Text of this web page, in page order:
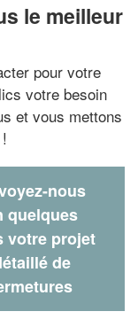
le meilleur
pour votre
votre besoin
et vous mettons
nous
quelques
votre projet
de